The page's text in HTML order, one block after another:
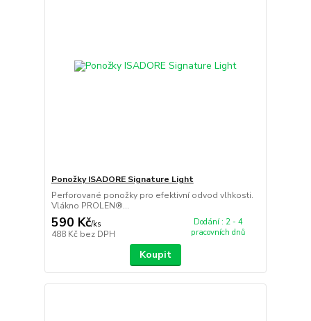
Ponožky ISADORE Signature Light
Perforované ponožky pro efektivní odvod vlhkosti.
Vlákno PROLEN®...
590 Kč/ks
488 Kč bez DPH
Dodání : 2 - 4
pracovních dnů
Koupit